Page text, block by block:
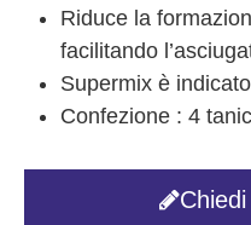
Riduce la
facilitando
Supermix è
Confezione : 4